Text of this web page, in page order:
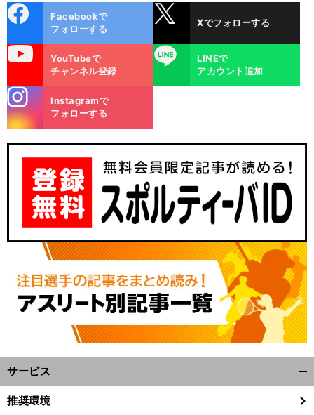
ok
Facebookで
フォローする
Xでフォローする
YouTubeで
チャンネル登録
LINE
LINEで
アカウント追加
m
Instagramで
フォローする
サービス
閉
推奨環境